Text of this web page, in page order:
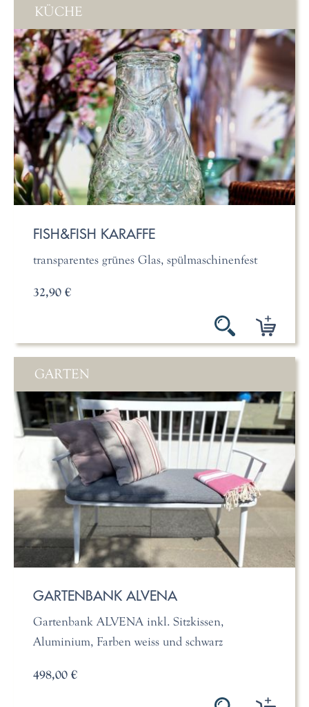
KÜCHE
FISH&FISH KARAFFE
transparentes grünes Glas, spülmaschinenfest
32,90 €
GARTEN
GARTENBANK ALVENA
Gartenbank ALVENA inkl. Sitzkissen,
Aluminium, Farben weiss und schwarz
498,00 €